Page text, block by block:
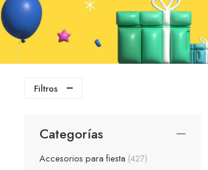
Filtros
Categorías
Accesorios para fiesta 427